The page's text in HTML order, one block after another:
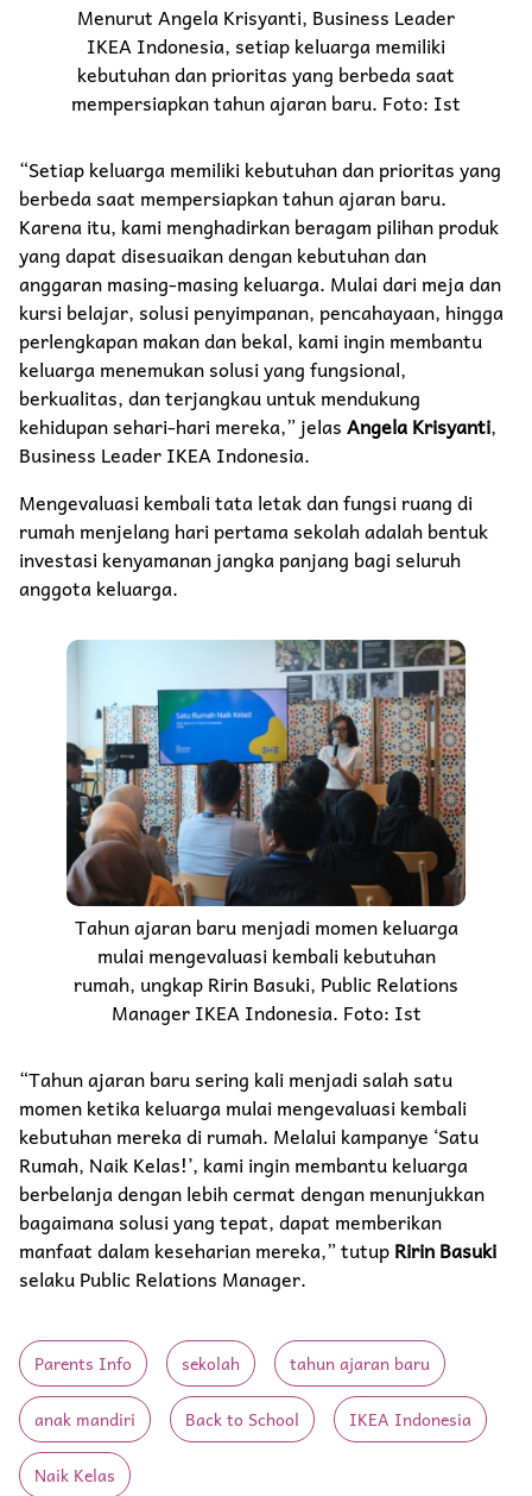
Menurut Angela Krisyanti, Business Leader
IKEA Indonesia, setiap keluarga memiliki
kebutuhan dan prioritas yang berbeda saat
mempersiapkan tahun ajaran baru. Foto: Ist
“Setiap keluarga memiliki kebutuhan dan prioritas yang
berbeda saat mempersiapkan tahun ajaran baru.
Karena itu, kami menghadirkan beragam pilihan produk
yang dapat disesuaikan dengan kebutuhan dan
anggaran masing-masing keluarga. Mulai dari meja dan
kursi belajar, solusi penyimpanan, pencahayaan, hingga
perlengkapan makan dan bekal, kami ingin membantu
keluarga menemukan solusi yang fungsional,
berkualitas, dan terjangkau untuk mendukung
kehidupan sehari-hari mereka,” jelasAngela Krisyanti,
Business Leader IKEA Indonesia.
Mengevaluasi kembali tata letak dan fungsi ruang di
rumah menjelang hari pertama sekolah adalah bentuk
investasi kenyamanan jangka panjang bagi seluruh
anggota keluarga.
Tahun ajaran baru menjadi momen keluarga
mulai mengevaluasi kembali kebutuhan
rumah, ungkap Ririn Basuki, Public Relations
Manager IKEA Indonesia. Foto: Ist
“Tahun ajaran baru sering kali menjadi salah satu
momen ketika keluarga mulai mengevaluasi kembali
kebutuhan mereka di rumah. Melalui kampanye ‘Satu
Rumah, Naik Kelas!’, kami ingin membantu keluarga
berbelanja dengan lebih cermat dengan menunjukkan
bagaimana solusi yang tepat, dapat memberikan
manfaat dalam keseharian mereka,” tutupRirin Basuki
selaku Public Relations Manager.
Parents Info sekolah tahun ajaran baru
anak mandiri Back to School IKEA Indonesia
Naik Kelas